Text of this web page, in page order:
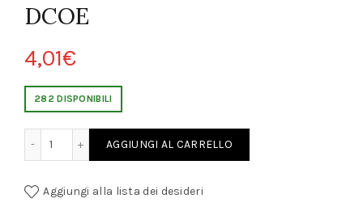
DCOE
4,01€
282 DISPONIBILI
AGGIUNGI AL CARRELLO
Aggiungi alla lista dei desideri